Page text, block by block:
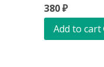
380₽
Add to cart